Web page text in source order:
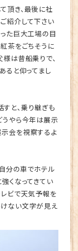
頂き、最後に社
紹介して下さい
た巨大工場の目
茶をごちそうに
様は昔船乗りで、
ると仰ってまし
と、乗り継ぎも
うやら今年は展示
会を視察するよ
分の車でホテル
くなってきてい
レビで天気予報を
ない文字が見え